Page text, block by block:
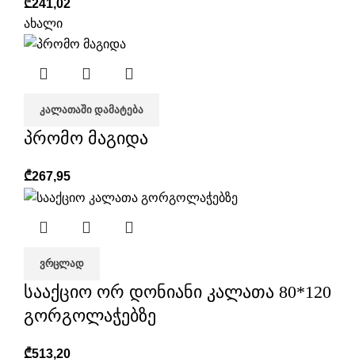
₾241,02
ახალი
ᲙᲐᲚᲐᲗᲐᲨᲘ ᲓᲐᲛᲐᲢᲔᲑᲐ
პრომო მაგიდა
₾267,95
ᲕᲠᲪᲚᲐᲓ
სააქციო ორ დონიანი კალათა 80*120
გორგოლაჭებზე
₾513,20